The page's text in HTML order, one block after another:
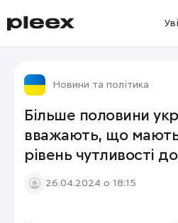
Новини та політика
Більше половини
вважають, що
рівень чутливості
26.04.2024 о 18:15